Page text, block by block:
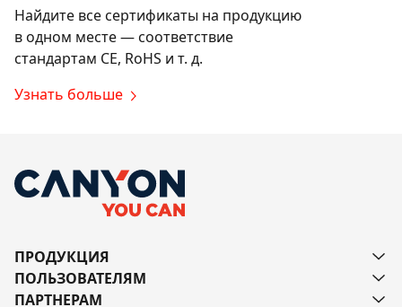
Найдите все сертификаты на продукцию
в одном месте — соответствие
стандартам CE, RoHS и т. д.
Узнать больше
ПРОДУКЦИЯ
ПОЛЬЗОВАТЕЛЯМ
ПАРТНЕРАМ